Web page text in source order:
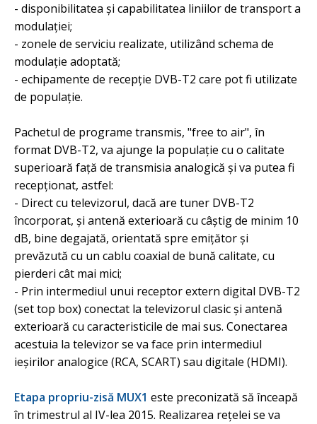
- disponibilitatea şi capabilitatea liniilor de transport a
modulaţiei;
- zonele de serviciu realizate, utilizând schema de
modulaţie adoptată;
- echipamente de recepţie DVB-T2 care pot fi utilizate
de populaţie.
Pachetul de programe transmis, "free to air", în
format DVB-T2, va ajunge la populaţie cu o calitate
superioară faţă de transmisia analogică şi va putea fi
recepţionat, astfel:
- Direct cu televizorul, dacă are tuner DVB-T2
încorporat, şi antenă exterioară cu câștig de minim 10
dB, bine degajată, orientată spre emiţător şi
prevăzută cu un cablu coaxial de bună calitate, cu
pierderi cât mai mici;
- Prin intermediul unui receptor extern digital DVB-T2
(set top box) conectat la televizorul clasic şi antenă
exterioară cu caracteristicile de mai sus. Conectarea
acestuia la televizor se va face prin intermediul
ieşirilor analogice (RCA, SCART) sau digitale (HDMI).
Etapa propriu-zisă MUX1 este preconizată să înceapă
în trimestrul al IV-lea 2015. Realizarea reţelei se va